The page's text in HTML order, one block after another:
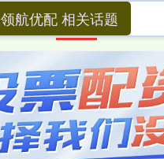
首页 领航优配
领航优配 相关话题